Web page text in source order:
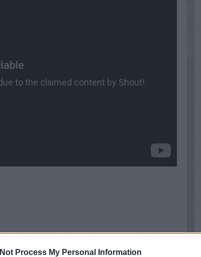
Process My Personal Information
régi televízió antik series tv sorozat régiség
tv